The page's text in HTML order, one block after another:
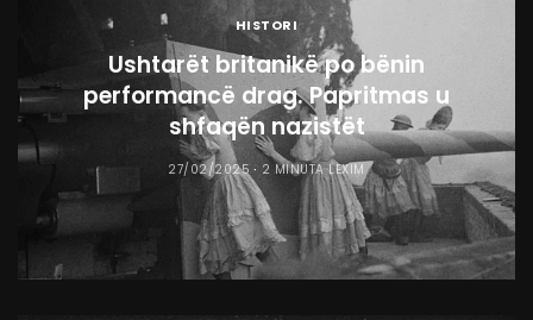
HISTORI
Ushtarët britanikë po bënin
performancë drag. Papritmas u
shfaqën nazistët
27/02/2025 2 MINUTA LEXIM